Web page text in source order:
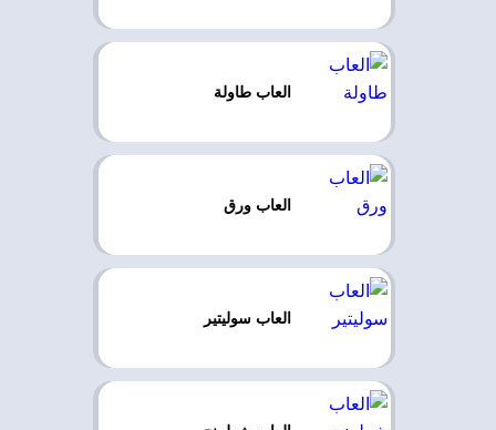
العاب طاولة
العاب ورق
العاب سوليتير